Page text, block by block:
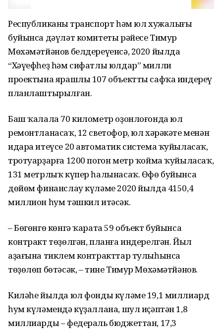
Республиканың транспорт һәм юл хужалығы
буйынса дәүләт комитеты рәйесе Тимур
Мөхәмәтйәнов белдереүенсә, 2020 йылда
“Хәүефһеҙ һәм сифатлы юлдар” милли
проектына ярашлы 107 объектты сафҡа индереү
планлаштырылған.
Баш ҡалала 70 километр оҙонлоғонда юл
ремонтланасаҡ, 12 светофор, юл хәрәкәте менән
идара итеүсе 20 автоматик система ҡуйыласаҡ,
тротуарҙарға 1200 погон метр ҡойма ҡуйыласаҡ,
131 метрлыҡ күпер һалынасаҡ. Өфө буйынса
дөйөм финанслау күләме 2020 йылда 4150,4
миллион һум тәшкил итәсәк.
– Бөгөнгө көнгә ҡарата 59 объект буйынса
контракт төҙөлгән, планға индерелгән. Йыл
аҙағына тиклем контракттар тулыһынса
төҙөлөп бөтәсәк, – тине Тимур Мөхәмәтйәнов.
Киләһе йылда юл фонды күләме 19,1 миллиард
һум күләмендә күҙаллана, шул иҫәптән 1,8
миллиарды – федераль бюджеттан, 17,3